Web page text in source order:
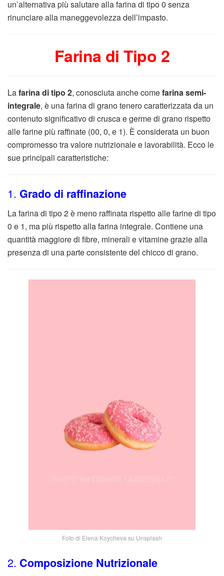
un’alternativa più salutare alla farina di tipo 0 senza
rinunciare alla maneggevolezza dell’impasto.
Farina di Tipo 2
Lafarina di tipo 2, conosciuta anche comefarina semi-
integrale, è una farina di grano tenero caratterizzata da un
contenuto significativo di crusca e germe di grano rispetto
alle farine più raffinate (00, 0, e 1). È considerata un buon
compromesso tra valore nutrizionale e lavorabilità. Ecco le
sue principali caratteristiche:
1. Grado di raffinazione
La farina di tipo 2 è meno raffinata rispetto alle farine di tipo
0 e 1, ma più rispetto alla farina integrale. Contiene una
quantità maggiore di fibre, minerali e vitamine grazie alla
presenza di una parte consistente del chicco di grano.
Foto di Elena Koycheva su Unsplash
2. Composizione Nutrizionale